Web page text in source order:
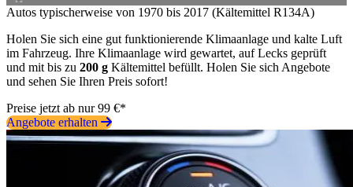
Autos typischerweise von 1970 bis 2017 (Kältemittel R134A)
Holen Sie sich eine gut funktionierende Klimaanlage und kalte Luft
im Fahrzeug. Ihre Klimaanlage wird gewartet, auf Lecks geprüft
und mit bis zu 200 g Kältemittel befüllt. Holen Sie sich Angebote
und sehen Sie Ihren Preis sofort!
Preise jetzt ab nur 99 €*
Angebote erhalten